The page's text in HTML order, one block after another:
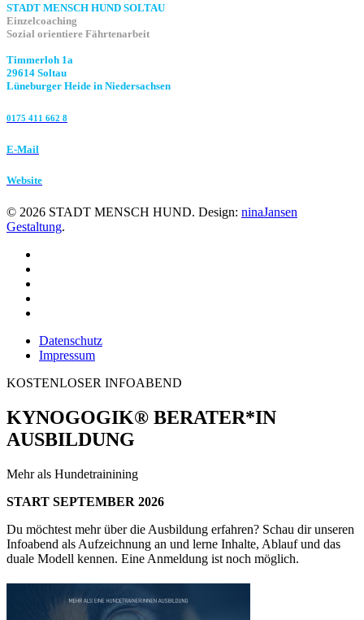
STADT MENSCH HUND SOLTAU
Einzelcoaching
Sozial orientiere Fährtenarbeit
Timmerloh 1a
29614 Soltau
Lüneburger Heide in Niedersachsen
0175 411 662 8‬
E-Mail
Website
© 2026 STADT MENSCH HUND. Design: ninaJansen
Gestaltung.
Datenschutz
Impressum
KOSTENLOSER INFOABEND
KYNOGOGIK® BERATER*IN
AUSBILDUNG
Mehr als Hundetrainining
START SEPTEMBER 2026
Du möchtest mehr über die Ausbildung erfahren? Schau dir unseren
Infoabend als Aufzeichnung an und lerne Inhalte, Ablauf und das
duale Modell kennen. Eine Anmeldung ist noch möglich.